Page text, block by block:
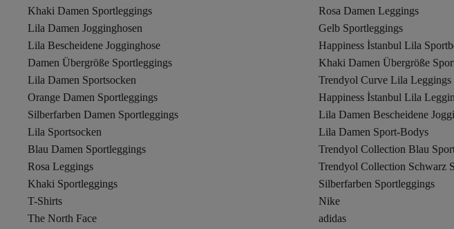
Khaki Damen Sportleggings
Rosa Damen Leggings
Lila Damen Jogginghosen
Gelb Sportleggings
Lila Bescheidene Jogginghose
Happiness İstanbul Lila
Damen Übergröße Sportleggings
Khaki Damen Übergröße
Lila Damen Sportsocken
Trendyol Curve Lila Leggings
Orange Damen Sportleggings
Happiness İstanbul Lila
Silberfarben Damen Sportleggings
Lila Damen Bescheidene
Lila Sportsocken
Lila Damen Sport-Bodys
Blau Damen Sportleggings
Trendyol Collection Blau
Rosa Leggings
Trendyol Collection Schwarz
Khaki Sportleggings
Silberfarben Sportleggings
T-Shirts
Nike
The North Face
adidas